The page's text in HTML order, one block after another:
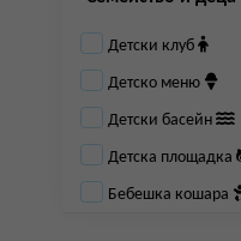
Детски клуб
Детско меню
Детски басейн
Детска площадка
Бебешка кошара